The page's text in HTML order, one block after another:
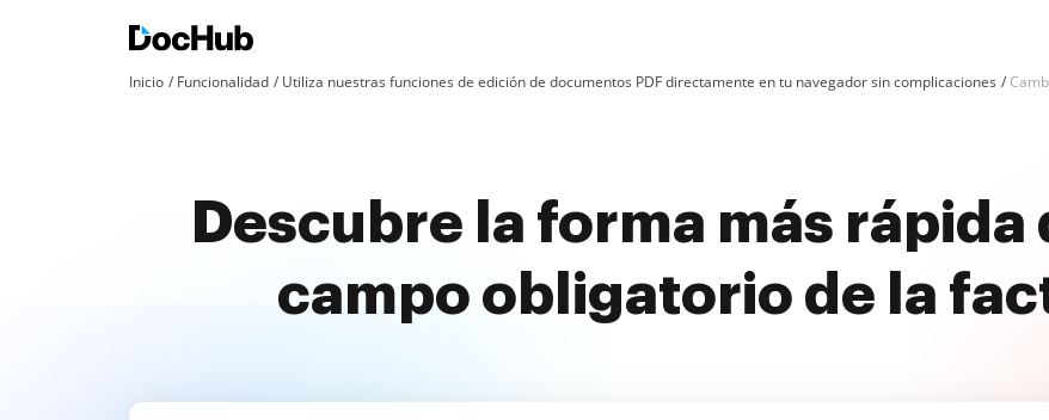
Inicio Funcionalidad Utiliza nuestras funciones de edición de documentos PDF directamente en tu navegador sin complicaciones
Descubre la forma más rápida
campo obligatorio de la